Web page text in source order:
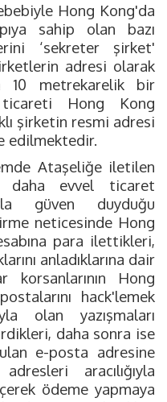
Hong Kong'da
sahip olan bazı
‘sekreter şirket'
adresi olarak
10 metrekarelik bir
Hong Kong
şirketin resmi adresi
edilmektedir.
Ataşeliğe iletilen
daha evvel ticaret
güven duyduğu
neticesinde Hong
para ilettikleri,
anladıklarına dair
korsanlarının Hong
hack'lemek
olan yazışmaları
daha sonra ise
e-posta adresine
aracılığıyla
ödeme yapmaya